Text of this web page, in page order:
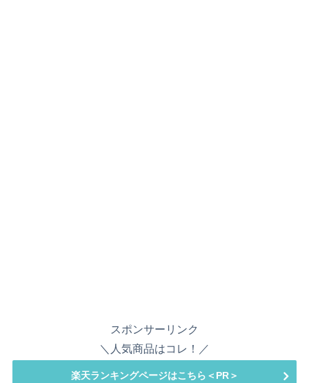
スポンサーリンク
＼人気商品はコレ！／
楽天ランキングページはこちら＜PR＞